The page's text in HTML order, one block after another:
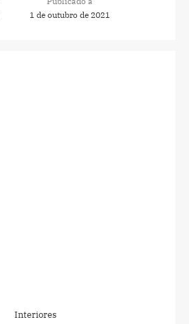
1 de outubro de 2021
Interiores